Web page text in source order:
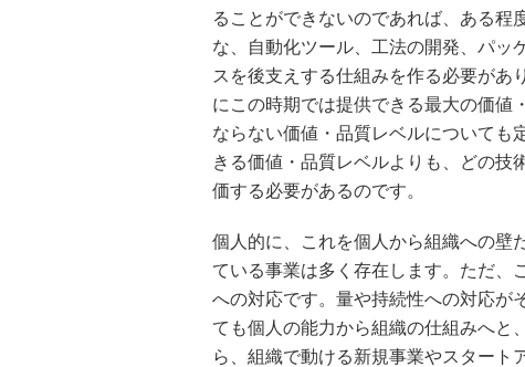
ることができないのであれば、ある程
な、自動化ツール、工法の開発、パッ
スを後支えする仕組みを作る必要があ
にこの時期では提供できる最大の価値
ならない価値・品質レベルについても
きる価値・品質レベルよりも、どの技
価する必要があるのです。
個人的に、これを個人から組織への壁
ている事業は多く存在します。ただ、
への対応です。量や持続性への対応が
ても個人の能力から組織の仕組みへと
ら、組織で動ける新規事業やスタート